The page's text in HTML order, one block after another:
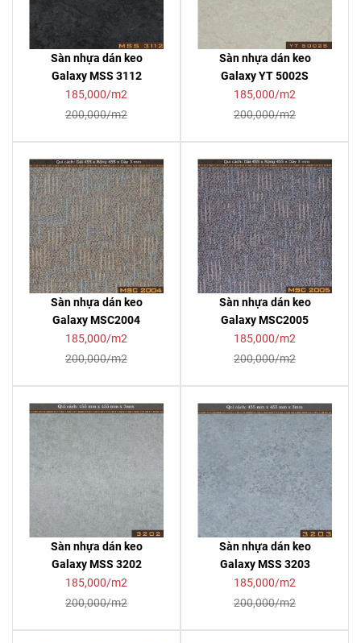
Sàn nhựa dán keo
Galaxy MSS 3112
185,000/m2
200,000/m2
Sàn nhựa dán keo
Galaxy YT 5002S
185,000/m2
200,000/m2
Sàn nhựa dán keo
Galaxy MSC2004
185,000/m2
200,000/m2
Sàn nhựa dán keo
Galaxy MSC2005
185,000/m2
200,000/m2
Sàn nhựa dán keo
Galaxy MSS 3202
185,000/m2
200,000/m2
Sàn nhựa dán keo
Galaxy MSS 3203
185,000/m2
200,000/m2